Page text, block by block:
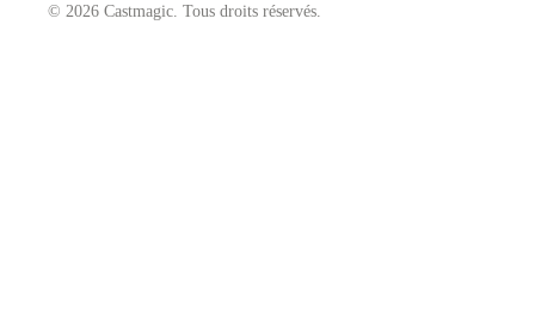
© 2026 Castmagic. Tous droits réservés.